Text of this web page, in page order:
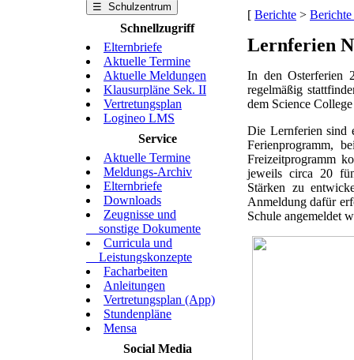
☰ Schulzentrum
Schnellzugriff
Elternbriefe
Aktuelle Termine
Aktuelle Meldungen
Klausurpläne Sek. II
Vertretungsplan
Logineo LMS
Service
Aktuelle Termine
Meldungs-Archiv
Elternbriefe
Downloads
Zeugnisse und
sonstige Dokumente
Curricula und
Leistungskonzepte
Facharbeiten
Anleitungen
Vertretungsplan (App)
Stundenpläne
Mensa
Social Media
[ Berichte >
Lernferien
In den Osterferien
regelmäßig
dem Science
Die Lernferien sind
Ferienprogramm,
Freizeitprogramm
jeweils circa 20
Stärken zu
Anmeldung dafür
Schule angemeldet